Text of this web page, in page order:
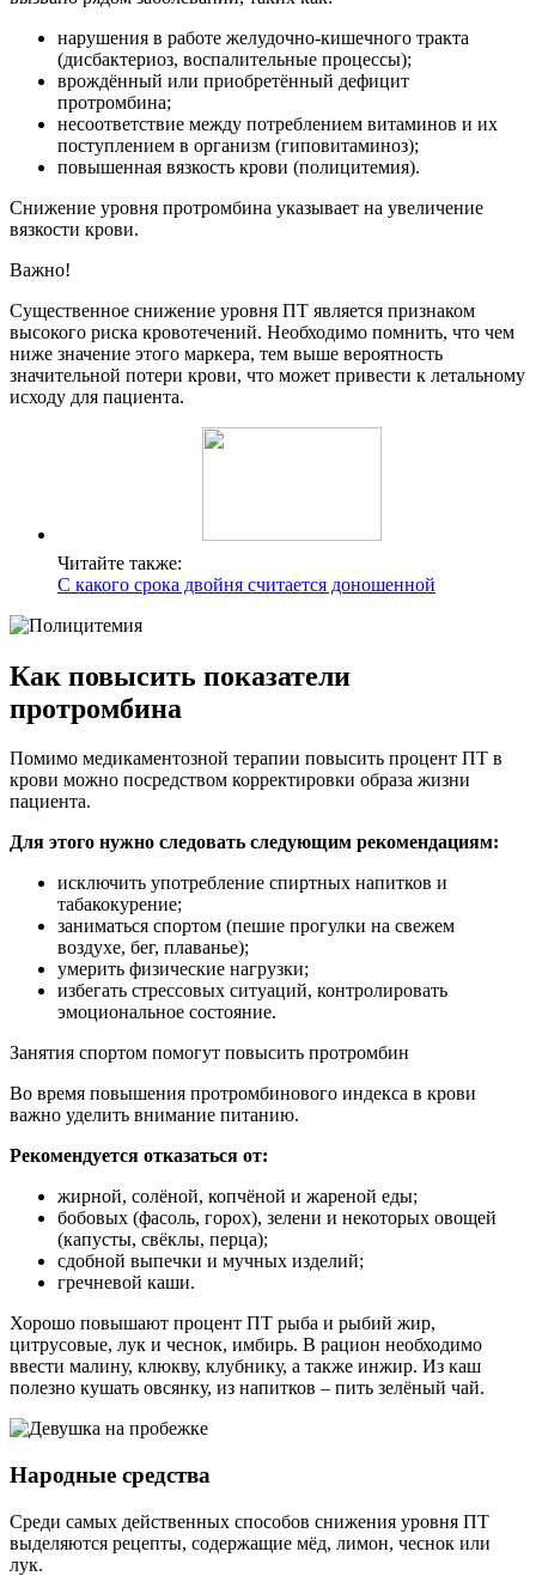
нарушения в работе желудочно-кишечного тракта
(дисбактериоз, воспалительные процессы);
врождённый или приобретённый дефицит
протромбина;
несоответствие между потреблением витаминов и их
поступлением в организм (гиповитаминоз);
повышенная вязкость крови (полицитемия).
Снижение уровня протромбина указывает на увеличение
вязкости крови.
Важно!
Существенное снижение уровня ПТ является признаком
высокого риска кровотечений. Необходимо помнить, что чем
ниже значение этого маркера, тем выше вероятность
значительной потери крови, что может привести к летальному
исходу для пациента.
Читайте также:
С какого срока двойня считается доношенной
Как повысить показатели
протромбина
Помимо медикаментозной терапии повысить процент ПТ в
крови можно посредством корректировки образа жизни
пациента.
Для этого нужно следовать следующим рекомендациям:
исключить употребление спиртных напитков и
табакокурение;
заниматься спортом (пешие прогулки на свежем
воздухе, бег, плаванье);
умерить физические нагрузки;
избегать стрессовых ситуаций, контролировать
эмоциональное состояние.
Занятия спортом помогут повысить протромбин
Во время повышения протромбинового индекса в крови
важно уделить внимание питанию.
Рекомендуется отказаться от:
жирной, солёной, копчёной и жареной еды;
бобовых (фасоль, горох), зелени и некоторых овощей
(капусты, свёклы, перца);
сдобной выпечки и мучных изделий;
гречневой каши.
Хорошо повышают процент ПТ рыба и рыбий жир,
цитрусовые, лук и чеснок, имбирь. В рацион необходимо
ввести малину, клюкву, клубнику, а также инжир. Из каш
полезно кушать овсянку, из напитков – пить зелёный чай.
Народные средства
Среди самых действенных способов снижения уровня ПТ
выделяются рецепты, содержащие мёд, лимон, чеснок или
лук.